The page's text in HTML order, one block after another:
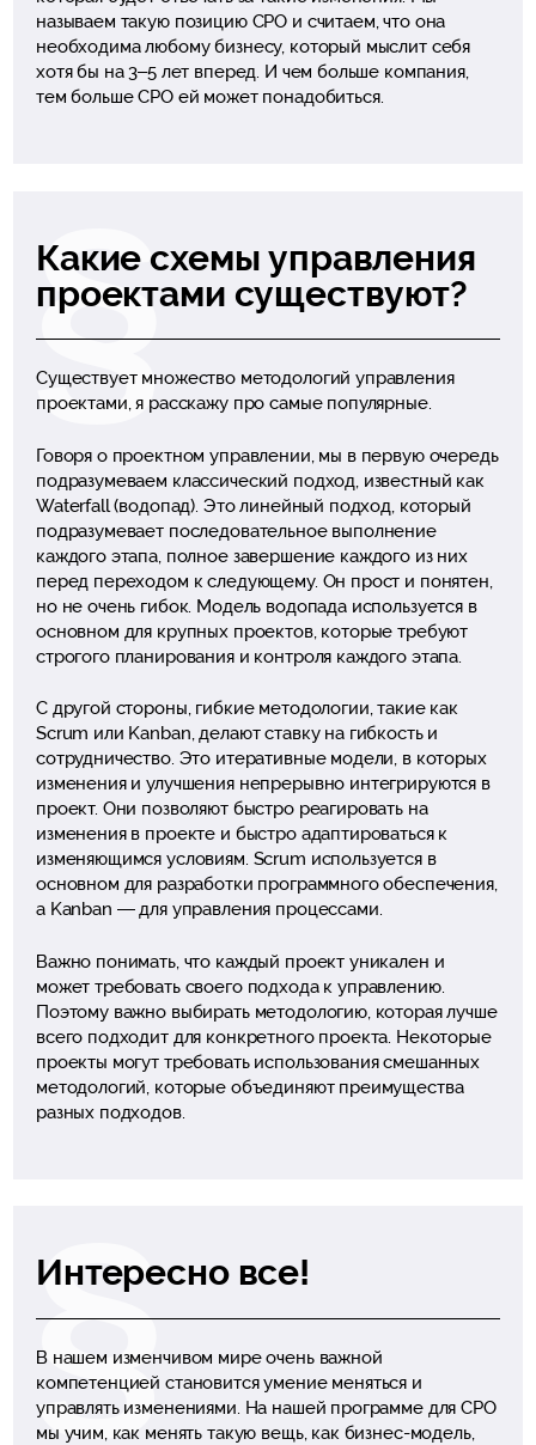
называем такую позицию CPO и считаем, что она
необходима любому бизнесу, который мыслит себя
хотя бы на 3–5 лет вперед. И чем больше компания,
тем больше CPO ей может понадобиться.
Какие схемы управления
проектами существуют?
Существует множество методологий управления
проектами, я расскажу про самые популярные.
Говоря о проектном управлении, мы в первую очередь
подразумеваем классический подход, известный как
Waterfall (водопад). Это линейный подход, который
подразумевает последовательное выполнение
каждого этапа, полное завершение каждого из них
перед переходом к следующему. Он прост и понятен,
но не очень гибок. Модель водопада используется в
основном для крупных проектов, которые требуют
строгого планирования и контроля каждого этапа.
С другой стороны, гибкие методологии, такие как
Scrum или Kanban, делают ставку на гибкость и
сотрудничество. Это итеративные модели, в которых
изменения и улучшения непрерывно интегрируются в
проект. Они позволяют быстро реагировать на
изменения в проекте и быстро адаптироваться к
изменяющимся условиям. Scrum используется в
основном для разработки программного обеспечения,
а Kanban — для управления процессами.
Важно понимать, что каждый проект уникален и
может требовать своего подхода к управлению.
Поэтому важно выбирать методологию, которая лучше
всего подходит для конкретного проекта. Некоторые
проекты могут требовать использования смешанных
методологий, которые объединяют преимущества
разных подходов.
Интересно все!
В нашем изменчивом мире очень важной
компетенцией становится умение меняться и
управлять изменениями. На нашей программе для CPO
мы учим, как менять такую вещь, как бизнес-модель,